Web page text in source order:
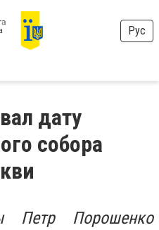
Рус
дату
собора
Петр Порошенко